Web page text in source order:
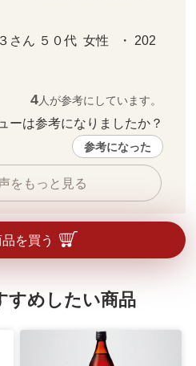
さん ５０代  女性   ・ 202
4人が参考にしています。
ーは参考になりましたか？
参考になった
をもっと見る
を買う
すめしたい商品